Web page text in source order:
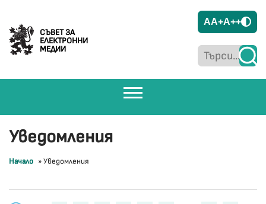
СЪВЕТ ЗА
ЕЛЕКТРОННИ
МЕДИИ
AA+A++
Уведомления
Начало »Уведомления